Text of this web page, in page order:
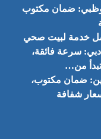
ضمان مكتوب
خدمة لبيت صحي
سرعة فائقة،
من…
ضمان مكتوب،
شفافة